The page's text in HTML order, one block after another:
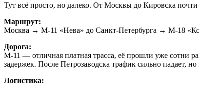
Тут всё просто, но далеко. От Москвы до Кировска
Маршрут:
Москва → М-11 «Нева» до Санкт-Петербурга → М-18
Дорога:
М-11 — отличная платная трасса, её прошли уже сотни
задержек. После Петрозаводска трафик сильно падает, но
Логистика: